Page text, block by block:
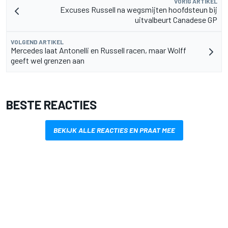
Excuses Russell na wegsmijten hoofdsteun bij
uitvalbeurt Canadese GP
VOLGEND ARTIKEL
Mercedes laat Antonelli en Russell racen, maar Wolff
geeft wel grenzen aan
BESTE REACTIES
BEKIJK ALLE REACTIES EN PRAAT MEE